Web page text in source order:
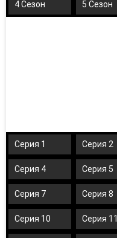
4 Сезон 5 Сезон
Серия 1 Серия 2
Серия 4 Серия 5
Серия 7 Серия 8
Серия 10 Серия 11